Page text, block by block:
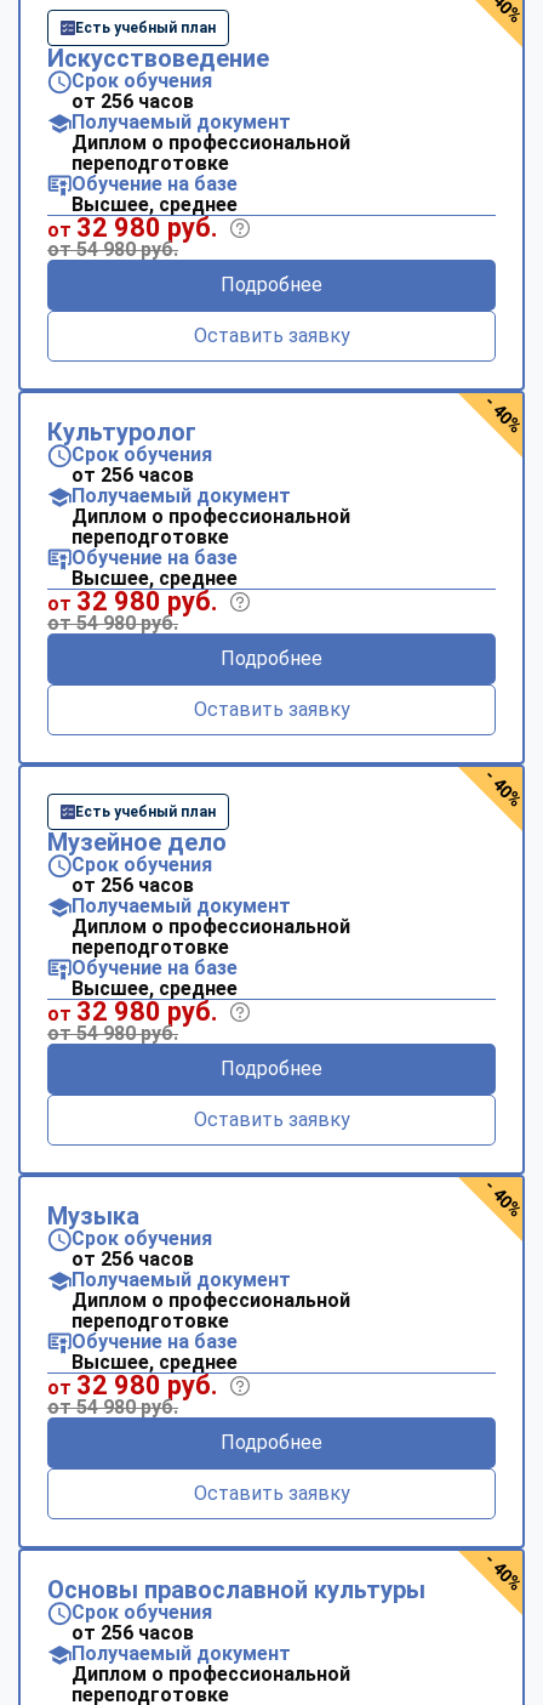
Есть учебный план
Искусствоведение
Срок обучения
от 256 часов
Получаемый документ
Диплом о профессиональной
переподготовке
Обучение на базе
Высшее, среднее
от 32 980 руб.
от 54 980 руб.
Подробнее
Оставить заявку
Культуролог
Срок обучения
от 256 часов
Получаемый документ
Диплом о профессиональной
переподготовке
Обучение на базе
Высшее, среднее
от 32 980 руб.
от 54 980 руб.
Подробнее
Оставить заявку
- 40%
Есть учебный план
Музейное дело
Срок обучения
от 256 часов
Получаемый документ
Диплом о профессиональной
переподготовке
Обучение на базе
Высшее, среднее
от 32 980 руб.
от 54 980 руб.
Подробнее
Оставить заявку
- 40%
Музыка
Срок обучения
от 256 часов
Получаемый документ
Диплом о профессиональной
переподготовке
Обучение на базе
Высшее, среднее
от 32 980 руб.
от 54 980 руб.
Подробнее
Оставить заявку
- 40%
Основы православной культуры
Срок обучения
от 256 часов
Получаемый документ
Диплом о профессиональной
переподготовке
- 40%